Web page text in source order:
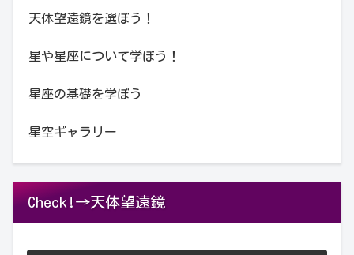
天体望遠鏡を選ぼう！
星や星座について学ぼう！
星座の基礎を学ぼう
星空ギャラリー
Check!→天体望遠鏡